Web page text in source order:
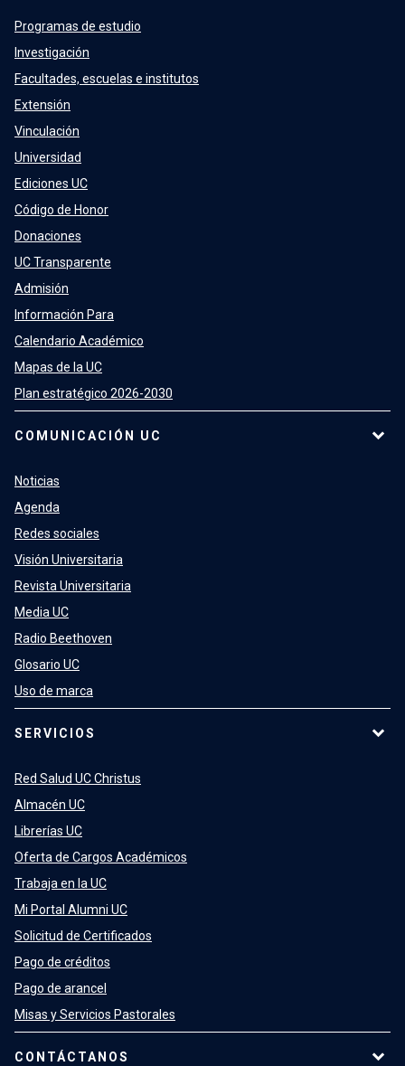
Programas de estudio
Investigación
Facultades, escuelas e institutos
Extensión
Vinculación
Universidad
Ediciones UC
Código de Honor
Donaciones
UC Transparente
Admisión
Información Para
Calendario Académico
Mapas de la UC
Plan estratégico 2026-2030
COMUNICACIÓN UC
Noticias
Agenda
Redes sociales
Visión Universitaria
Revista Universitaria
Media UC
Radio Beethoven
Glosario UC
Uso de marca
SERVICIOS
Red Salud UC Christus
Almacén UC
Librerías UC
Oferta de Cargos Académicos
Trabaja en la UC
Mi Portal Alumni UC
Solicitud de Certificados
Pago de créditos
Pago de arancel
Misas y Servicios Pastorales
CONTÁCTANOS